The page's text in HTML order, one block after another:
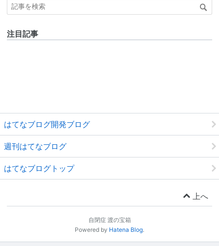
注目記事
はてなブログ開発ブログ
週刊はてなブログ
はてなブログトップ
上へ
自閉症 渡の宝箱
Powered by Hatena Blog.